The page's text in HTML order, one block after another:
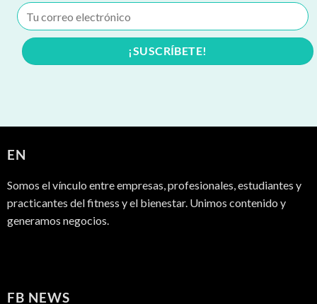
EN
Somos el vínculo entre empresas, profesionales, estudiantes y
practicantes del fitness y el bienestar. Unimos contenido y
generamos negocios.
FB NEWS